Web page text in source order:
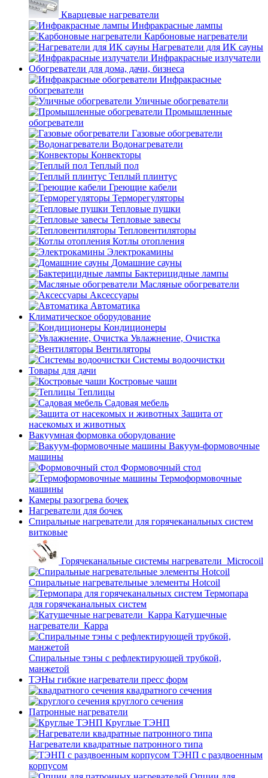
Кварцевые нагреватели
Инфракрасные лампы
Карбоновые нагреватели
Нагреватели для ИК сауны
Инфракрасные излучатели
Обогреватели для дома, дачи, бизнеса
Инфракрасные
обогреватели
Уличные обогреватели
Промышленные
обогреватели
Газовые обогреватели
Водонагреватели
Конвекторы
Теплый пол
Теплый плинтус
Греющие кабели
Терморегуляторы
Тепловые пушки
Тепловые завесы
Тепловентиляторы
Котлы отопления
Электрокамины
Домашние сауны
Бактерицидные лампы
Масляные обогреватели
Аксессуары
Автоматика
Климатическое оборудование
Кондиционеры
Увлажнение, Очистка
Вентиляторы
Системы водоочистки
Товары для дачи
Костровые чаши
Теплицы
Садовая мебель
Защита от
насекомых и животных
Вакуумная формовка оборудование
Вакуум-формовочные
машины
Формовочный стол
Термоформовочные
машины
Камеры разогрева бочек
Нагреватели для бочек
Спиральные нагреватели для горячеканальных систем
витковые
Горячеканальные системы нагреватели_Microcoil
Спиральные нагревательные элементы Hotcoil
Термопара
для горячеканальных систем
Катушечные
нагреватели_Карра
Спиральные тэны с рефлектирующей трубкой,
манжетой
ТЭНы гибкие нагреватели пресс форм
квадратного сечения
круглого сечения
Патронные нагреватели
Круглые ТЭНП
Нагреватели квадратные патронного типа
ТЭНП с раздвоенным
корпусом